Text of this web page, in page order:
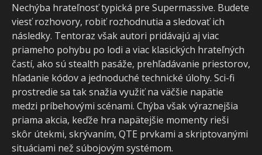
Nechýba hrateľnosť typická pre Supermassive. Budete
viesť rozhovory, robiť rozhodnutia a sledovať ich
následky. Tentoraz však autori pridávajú aj viac
priameho pohybu po lodi a viac klasických hrateľných
častí, ako sú stealth pasáže, prehľadávanie priestorov,
hľadanie kódov a jednoduché technické úlohy. Sci-fi
prostredie sa tak snažia využiť na väčšie napätie
medzi príbehovými scénami. Chýba však výraznejšia
priama akcia, keďže hra napätejšie momenty rieši
skôr útekmi, skrývaním, QTE prvkami a skriptovanými
situáciami než súbojovým systémom.